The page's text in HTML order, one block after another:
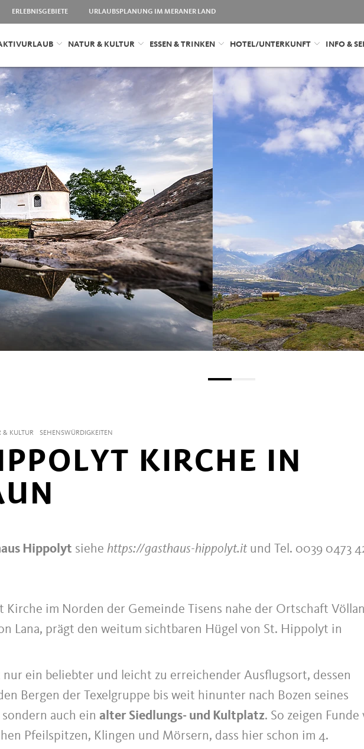
ERLEBNISGEBIETE URLAUBSPLANUNG IM MERANER LAND
NATUR & KULTUR ESSEN & TRINKEN HOTEL/UNTERKUNFT INFO &
& KULTUR SEHENSWÜRDIGKEITEN
KIRCHE IN
Hippolyt siehe https://gasthaus-hippolyt.it und Tel. 0039 0473
Kirche im Norden der Gemeinde Tisens nahe der Ortschaft Völlan
Lana, prägt den weitum sichtbaren Hügel von St. Hippolyt in
ein beliebter und leicht zu erreichender Ausflugsort, dessen
Bergen der Texelgruppe bis weit hinunter nach Bozen seines
auch ein alter Siedlungs- und Kultplatz. So zeigen Funde
Pfeilspitzen, Klingen und Mörsern, dass hier schon im 4.